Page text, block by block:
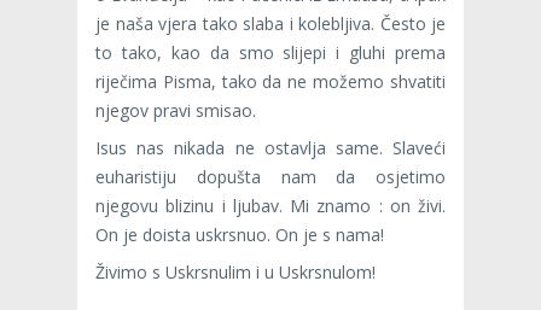
je naša vjera tako slaba i kolebljiva. Često je
to tako, kao da smo slijepi i gluhi prema
riječima Pisma, tako da ne možemo shva­titi
njegov pravi smisao.
Isus nas nikada ne ostavlja same. Slaveći
euharistiju dopušta nam da osjetimo
njegovu blizinu i ljubav. Mi znamo : on živi.
On je doista uskrsnuo. On je s nama!
Živimo s Uskrsnulim i u Uskrsnulom!